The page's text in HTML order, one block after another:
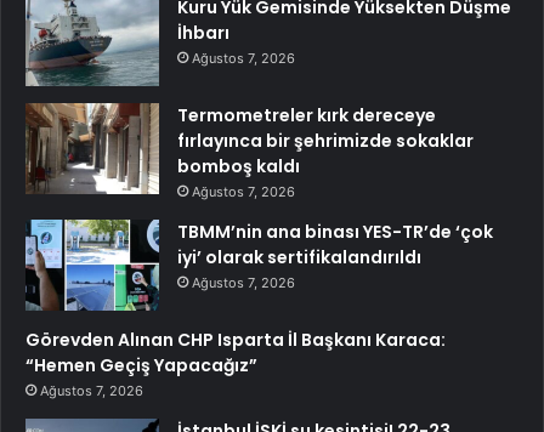
Kuru Yük Gemisinde Yüksekten Düşme
İhbarı
Ağustos 7, 2026
Termometreler kırk dereceye
fırlayınca bir şehrimizde sokaklar
bomboş kaldı
Ağustos 7, 2026
TBMM’nin ana binası YES-TR’de ‘çok
iyi’ olarak sertifikalandırıldı
Ağustos 7, 2026
Görevden Alınan CHP Isparta İl Başkanı Karaca:
“Hemen Geçiş Yapacağız”
Ağustos 7, 2026